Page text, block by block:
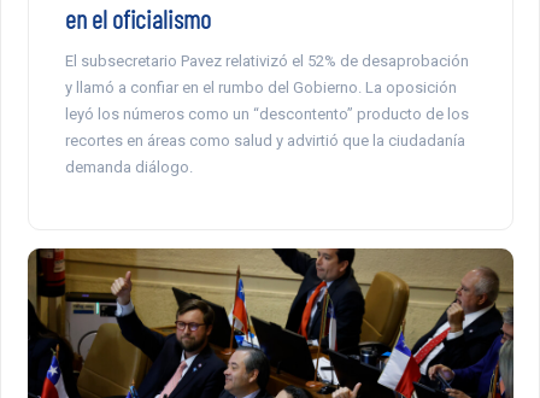
en el oficialismo
El subsecretario Pavez relativizó el 52% de desaprobación
y llamó a confiar en el rumbo del Gobierno. La oposición
leyó los números como un “descontento” producto de los
recortes en áreas como salud y advirtió que la ciudadanía
demanda diálogo.